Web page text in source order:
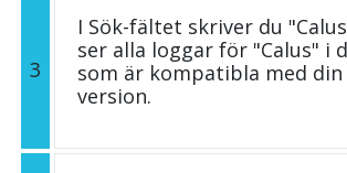
3
I Sök-fältet skriver du
ser alla loggar för "Calus" i
som är kompatibla med din
version.